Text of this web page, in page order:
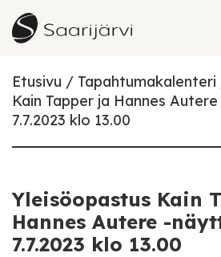
Skip to content
Etusivu Tapahtumakalenteri
Kain Tapper ja Hannes
7.7.2023 klo 13.00
Yleisöopastus Kain
Hannes Autere -
7.7.2023 klo 13.00